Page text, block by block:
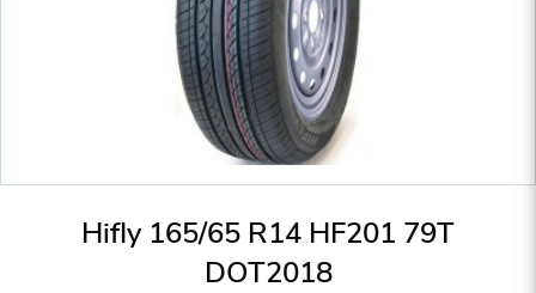
Hifly 165/65 R14 HF201 79T
DOT2018